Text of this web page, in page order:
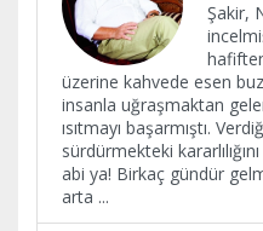
Şakir,
üzerine kahvede esen
insanla uğraşmaktan
ısıtmayı başarmıştı.
sürdürmekteki
abi ya! Birkaç gündür
arta ...